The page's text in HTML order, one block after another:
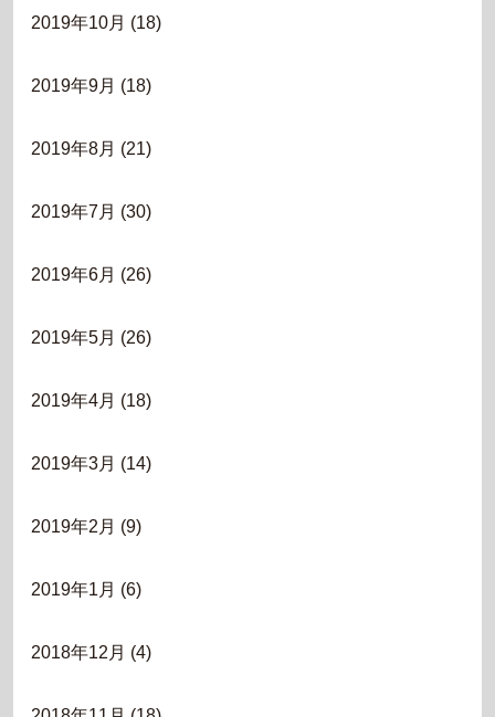
2019年10月 (18)
2019年9月 (18)
2019年8月 (21)
2019年7月 (30)
2019年6月 (26)
2019年5月 (26)
2019年4月 (18)
2019年3月 (14)
2019年2月 (9)
2019年1月 (6)
2018年12月 (4)